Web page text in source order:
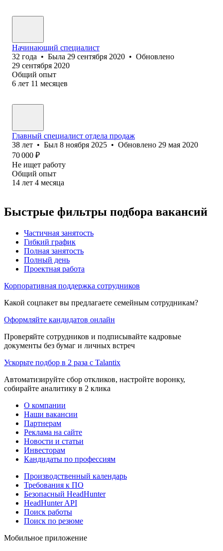
Начинающий специалист
32 года • Была 29 сентября 2020 • Обновлено
29 сентября 2020
Общий опыт
6 лет 11 месяцев
Главный специалист отдела продаж
38 лет • Был 8 ноября 2025 • Обновлено 29 мая 2020
70 000 ₽
Не ищет работу
Общий опыт
14 лет 4 месяца
Быстрые фильтры подбора вакансий
Частичная занятость
Гибкий график
Полная занятость
Полный день
Проектная работа
Корпоративная поддержка сотрудников
Какой соцпакет вы предлагаете семейным сотрудникам?
Оформляйте кандидатов онлайн
Проверяйте сотрудников и подписывайте кадровые
документы без бумаг и личных встреч
Ускорьте подбор в 2 раза с Talantix
Автоматизируйте сбор откликов, настройте воронку,
собирайте аналитику в 2 клика
О компании
Наши вакансии
Партнерам
Реклама на сайте
Новости и статьи
Инвесторам
Кандидаты по профессиям
Производственный календарь
Требования к ПО
Безопасный HeadHunter
HeadHunter API
Поиск работы
Поиск по резюме
Мобильное приложение